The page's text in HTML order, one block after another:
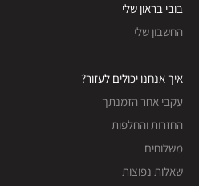
בובי בראון שלי
החשבון שלי
איך אנחנו יכולים לעזור?
עקבי אחר הזמנתך
החזרות והחלפות
משלוחים
שאלות נפוצות